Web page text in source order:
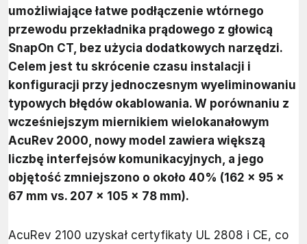
umożliwiające łatwe podłączenie wtórnego
przewodu przekładnika prądowego z głowicą
SnapOn CT, bez użycia dodatkowych narzędzi.
Celem jest tu skrócenie czasu instalacji i
konfiguracji przy jednoczesnym wyeliminowaniu
typowych błędów okablowania. W porównaniu z
wcześniejszym miernikiem wielokanałowym
AcuRev 2000, nowy model zawiera większą
liczbę interfejsów komunikacyjnych, a jego
objętość zmniejszono o około 40% (162 x 95 x
67 mm vs. 207 x 105 x 78 mm).
AcuRev 2100 uzyskał certyfikaty UL 2808 i CE, co